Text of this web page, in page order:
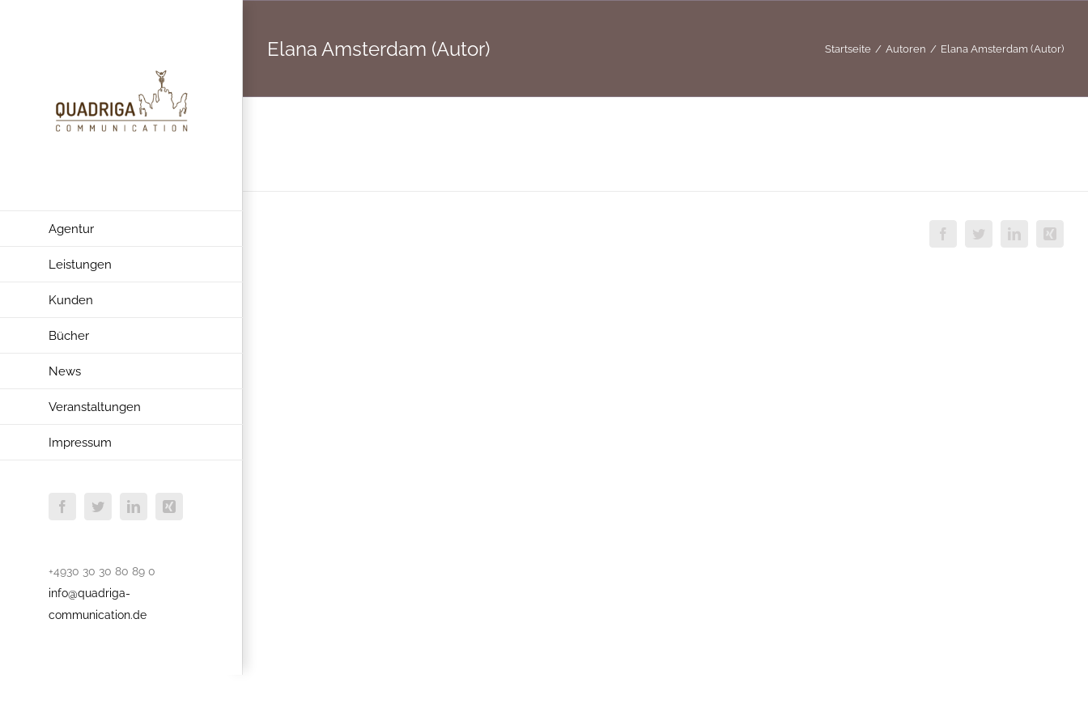
Agentur
Leistungen
Kunden
Bücher
News
Veranstaltungen
Impressum
FacebookTwitterLinkedInXing
+4930 30 30 80 89 0
info@quadriga-
communication.de
Elana Amsterdam (Autor) Startseite Autoren Elana Amsterdam (Autor)
FacebookTwitterLinkedInXing